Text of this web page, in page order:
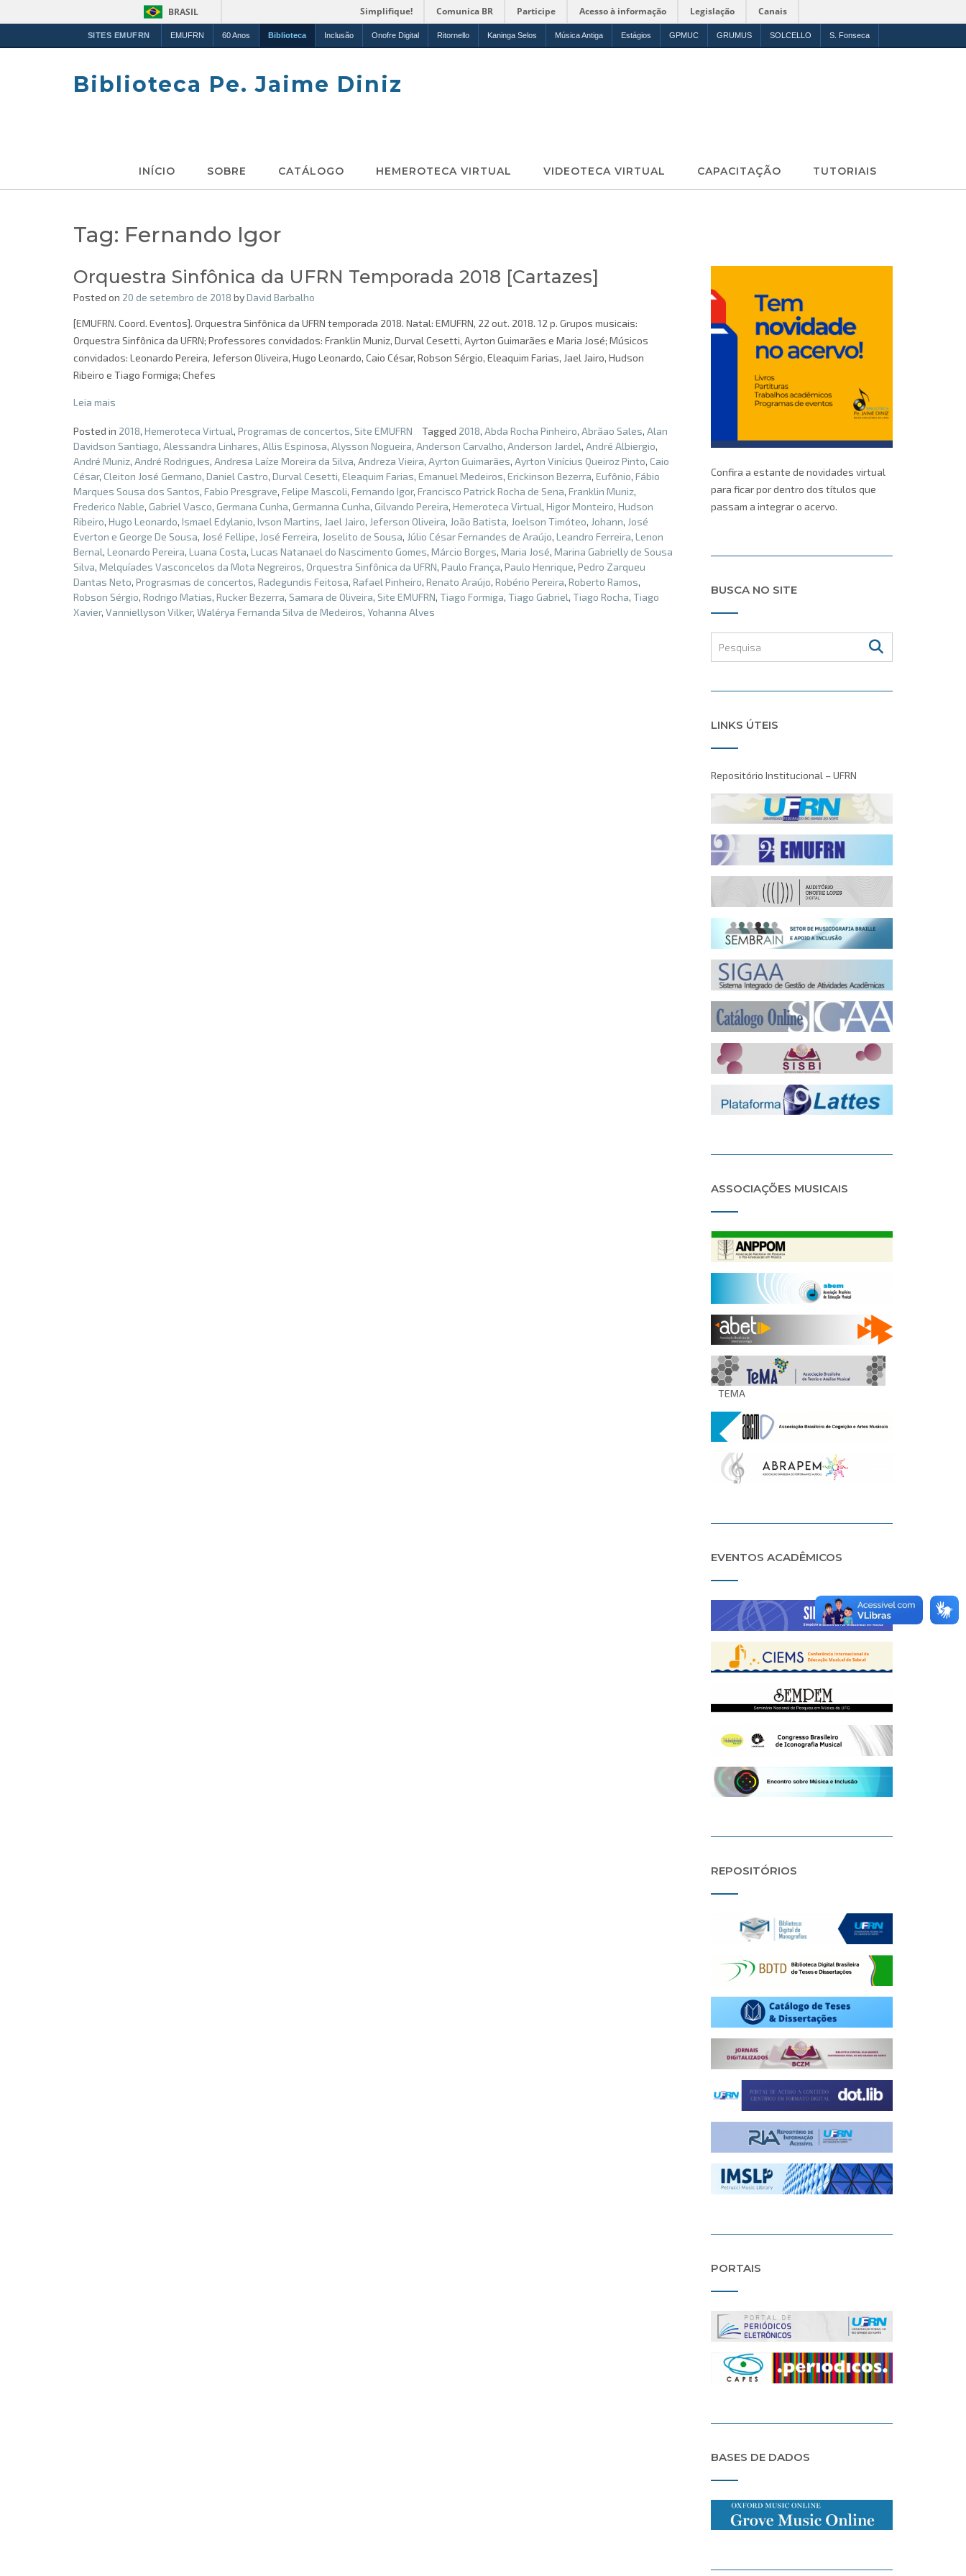
BRASIL Simplifique! Comunica BR Participe Acesso à informação Legislação Canais
SITES EMUFRN EMUFRN 60 Anos Biblioteca Inclusão Onofre Digital Ritornello Kaninga Selos Música Antiga Estágios GPMUC GRUMUS SOLCELLO S. Fonseca
Biblioteca Pe. Jaime Diniz
INÍCIO SOBRE CATÁLOGO HEMEROTECA VIRTUAL VIDEOTECA VIRTUAL CAPACITAÇÃO TUTORIAIS
Tag: Fernando Igor
Orquestra Sinfônica da UFRN Temporada 2018 [Cartazes]
Posted on 20 de setembro de 2018 byDavid Barbalho
[EMUFRN. Coord. Eventos]. Orquestra Sinfônica da UFRN temporada 2018. Natal: EMUFRN, 22 out. 2018. 12 p. Grupos musicais:
Orquestra Sinfônica da UFRN; Professores convidados: Franklin Muniz, Durval Cesetti, Ayrton Guimarães e Maria José; Músicos
convidados: Leonardo Pereira, Jeferson Oliveira, Hugo Leonardo, Caio César, Robson Sérgio, Eleaquim Farias, Jael Jairo, Hudson
Ribeiro e Tiago Formiga; Chefes
Leia mais
Posted in 2018, Hemeroteca Virtual, Programas de concertos, Site EMUFRN Tagged 2018, Abda Rocha Pinheiro, Abrãao Sales, Alan
Davidson Santiago, Alessandra Linhares, Allis Espinosa, Alysson Nogueira, Anderson Carvalho, Anderson Jardel, André Albiergio,
André Muniz, André Rodrigues, Andresa Laíze Moreira da Silva, Andreza Vieira, Ayrton Guimarães, Ayrton Vinícius Queiroz Pinto, Caio
César, Cleiton José Germano, Daniel Castro, Durval Cesetti, Eleaquim Farias, Emanuel Medeiros, Erickinson Bezerra, Eufônio, Fábio
Marques Sousa dos Santos, Fabio Presgrave, Felipe Mascoli, Fernando Igor, Francisco Patrick Rocha de Sena, Franklin Muniz,
Frederico Nable, Gabriel Vasco, Germana Cunha, Germanna Cunha, Gilvando Pereira, Hemeroteca Virtual, Higor Monteiro, Hudson
Ribeiro, Hugo Leonardo, Ismael Edylanio, Ivson Martins, Jael Jairo, Jeferson Oliveira, João Batista, Joelson Timóteo, Johann, José
Everton e George De Sousa, José Fellipe, José Ferreira, Joselito de Sousa, Júlio César Fernandes de Araújo, Leandro Ferreira, Lenon
Bernal, Leonardo Pereira, Luana Costa, Lucas Natanael do Nascimento Gomes, Márcio Borges, Maria José, Marina Gabrielly de Sousa
Silva, Melquíades Vasconcelos da Mota Negreiros, Orquestra Sinfônica da UFRN, Paulo França, Paulo Henrique, Pedro Zarqueu
Dantas Neto, Prograsmas de concertos, Radegundis Feitosa, Rafael Pinheiro, Renato Araújo, Robério Pereira, Roberto Ramos,
Robson Sérgio, Rodrigo Matias, Rucker Bezerra, Samara de Oliveira, Site EMUFRN, Tiago Formiga, Tiago Gabriel, Tiago Rocha, Tiago
Xavier, Vanniellyson Vilker, Walérya Fernanda Silva de Medeiros, Yohanna Alves
Confira a estante de novidades virtual
para ficar por dentro dos títulos que
passam a integrar o acervo.
BUSCA NO SITE
LINKS ÚTEIS
Repositório Institucional – UFRN
ASSOCIAÇÕES MUSICAIS
TEMA
EVENTOS ACADÊMICOS
REPOSITÓRIOS
PORTAIS
BASES DE DADOS